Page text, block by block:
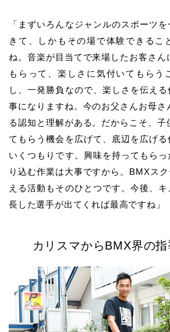
「まずいろんなジャンルのスポーツ
きて、しかもその場で体験できるこ
ね。音楽が目当てで来場したお客さん
もらって、楽しさに気付いてもらう
し、一発勝負なので、楽しさを伝え
事になりますね。今のお父さんお母さ
る認知と理解がある。だからこそ、
てもらう機会を広げて、底辺を広げ
いくつもりです。興味を持ってもら
り込む作業は大事ですから。BMXス
える活動もそのひとつです。今後、
長した選手が出てくれば最高ですね」
カリスマからBMX界の